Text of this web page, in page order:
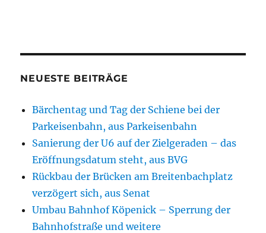
NEUESTE BEITRÄGE
Bärchentag und Tag der Schiene bei der
Parkeisenbahn, aus Parkeisenbahn
Sanierung der U6 auf der Zielgeraden – das
Eröffnungsdatum steht, aus BVG
Rückbau der Brücken am Breitenbachplatz
verzögert sich, aus Senat
Umbau Bahnhof Köpenick – Sperrung der
Bahnhofstraße und weitere